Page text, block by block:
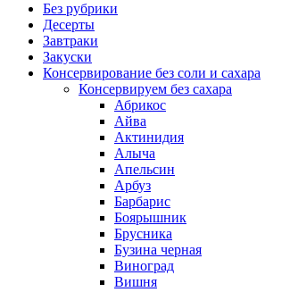
Без рубрики
Десерты
Завтраки
Закуски
Консервирование без соли и сахара
Консервируем без сахара
Абрикос
Айва
Актинидия
Алыча
Апельсин
Арбуз
Барбарис
Боярышник
Брусника
Бузина черная
Виноград
Вишня